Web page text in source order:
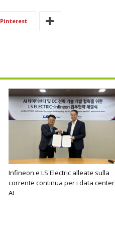
Pinterest
Infineon e LS Electric alleate sulla
corrente continua per i data center
AI